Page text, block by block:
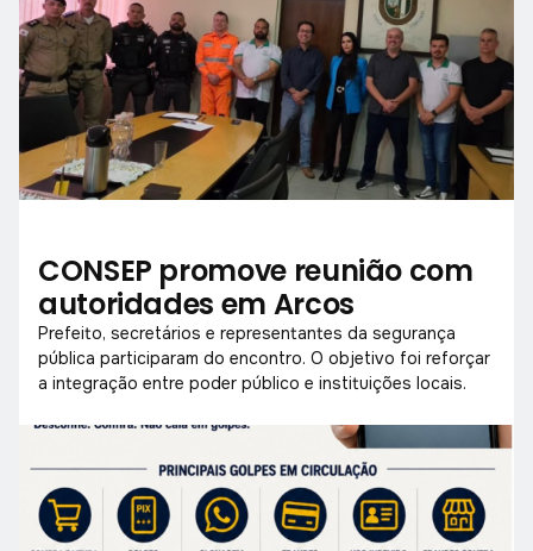
CONSEP promove reunião com
autoridades em Arcos
Prefeito, secretários e representantes da segurança
pública participaram do encontro. O objetivo foi reforçar
a integração entre poder público e instituições locais.